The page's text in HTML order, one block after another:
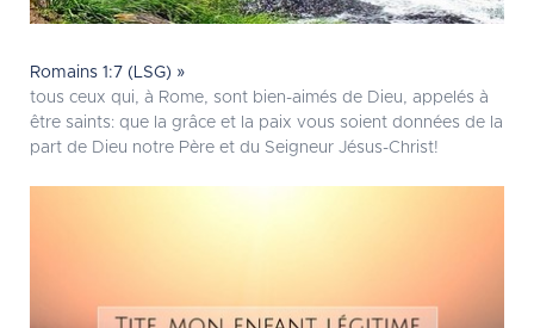
Romains 1:7 (LSG) »
tous ceux qui, à Rome, sont bien-aimés de Dieu, appelés à
être saints: que la grâce et la paix vous soient données de la
part de Dieu notre Père et du Seigneur Jésus-Christ!